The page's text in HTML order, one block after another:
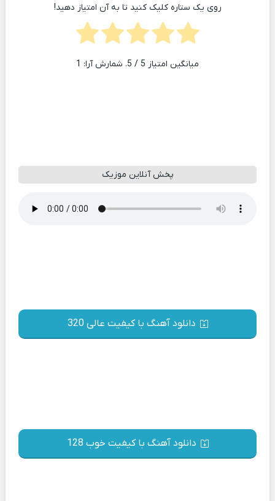
روی یک ستاره کلیک کنید تا به آن امتیاز دهید!
میانگین امتیاز 5 / 5. شمارش آرا: 1
پخش آنلاین موزیک
دانلود آهنگ با کیفیت عالی 320
دانلود آهنگ با کیفیت خوب 128